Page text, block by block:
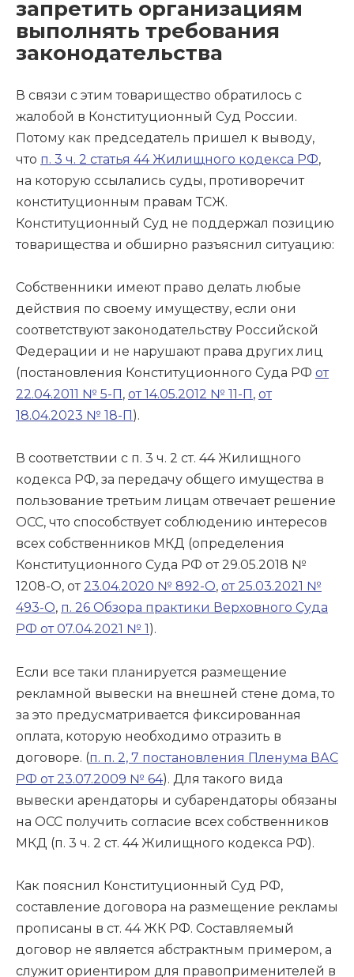
запретить организациям
выполнять требования
законодательства
В связи с этим товарищество обратилось с
жалобой в Конституционный Суд России.
Потому как председатель пришел к выводу,
что п. 3 ч. 2 статья 44 Жилищного кодекса РФ,
на которую ссылались суды, противоречит
конституционным правам ТСЖ.
Конституционный Суд не поддержал позицию
товарищества и обширно разъяснил ситуацию:
Собственники имеют право делать любые
действия по своему имуществу, если они
соответствуют законодательству Российской
Федерации и не нарушают права других лиц
(постановления Конституционного Суда РФ от
22.04.2011 № 5-П , от 14.05.2012 № 11-П , от
18.04.2023 № 18-П ).
В соответствии с п. 3 ч. 2 ст. 44 Жилищного
кодекса РФ, за передачу общего имущества в
пользование третьим лицам отвечает решение
ОСС, что способствует соблюдению интересов
всех собственников МКД (определения
Конституционного Суда РФ от 29.05.2018 №
1208-О, от 23.04.2020 № 892-О, от 25.03.2021 №
493-О, п. 26 Обзора практики Верховного Суда
РФ от 07.04.2021 № 1 ).
Если все таки планируется размещение
рекламной вывески на внешней стене дома, то
за это предусматривается фиксированная
оплата, которую необходимо отразить в
договоре. (п. п. 2, 7 постановления Пленума ВАС
РФ от 23.07.2009 № 64). Для такого вида
вывески арендаторы и субарендаторы обязаны
на ОСС получить согласие всех собственников
МКД (п. 3 ч. 2 ст. 44 Жилищного кодекса РФ).
Как пояснил Конституционный Суд РФ,
составление договора на размещение рекламы
прописаны в ст. 44 ЖК РФ. Составляемый
договор не является абстрактным примером, а
служит ориентиром для правоприменителей в